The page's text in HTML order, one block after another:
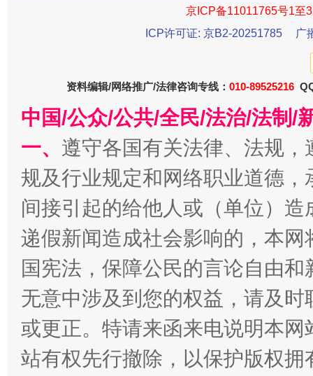
揭开“小金库”的免责幌子
京ICP备11011765号1至
ICP许可证: 京B2-20251785
广
资料编辑/网络推广/法律咨询专线： 010-89525216
中国/公众/公共/全民/法治/法制/
一、 遵守各国有关法律、法规
规及行业规定和网络职业道德
间接引起的给他人或（单位）
递假新闻造成社会影响的，本
国宪法，保障公民的言论自由
无意中涉及到您的权益，请及
或更正。特请来函来电说明本
站有权先行撤除，以保护版权